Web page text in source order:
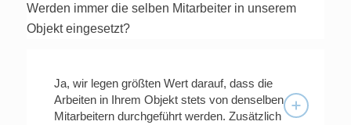
Werden immer die selben Mitarbeiter in unserem
Objekt eingesetzt?
Ja, wir legen größten Wert darauf, dass die
Arbeiten in Ihrem Objekt stets von denselben
Mitarbeitern durchgeführt werden. Zusätzlich